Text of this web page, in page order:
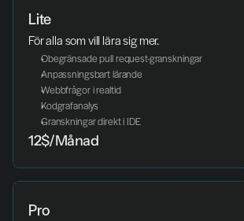
Lite
För alla som vill lära sig mer.
Obegränsade pull request-granskningar
Anpassningsbart lärande
Webbfrågor i realtid
Kodgrafanalys
Granskningar direkt i IDE
12$/Månad
Pro